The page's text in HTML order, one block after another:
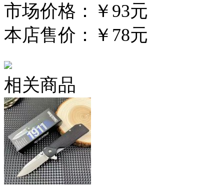
市场价格： ￥93元
本店售价： ￥78元
相关商品